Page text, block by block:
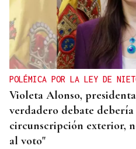
POLÉMICA POR LA LEY DE
Violeta Alonso,
verdadero debate
circunscripción exterior,
al voto"